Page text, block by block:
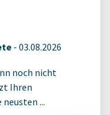
- 03.08.2026
noch nicht
Ihren
...